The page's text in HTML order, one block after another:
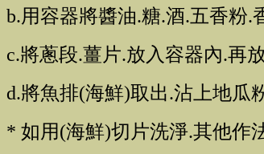
b.用容器將醬油.糖.酒.五香粉.
c.將蔥段.薑片.放入容器內.再
d.將魚排(海鮮)取出.沾上地瓜
* 如用(海鮮)切片洗淨.其他作